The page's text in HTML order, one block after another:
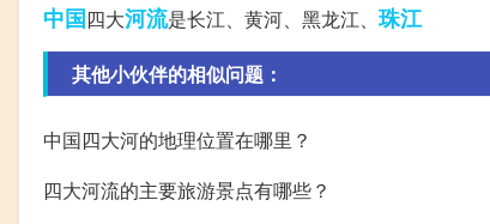
中国四大河流是长江、黄河、黑龙江、 珠江
其他小伙伴的相似问题：
中国四大河的地理位置在哪里？
四大河流的主要旅游景点有哪些？